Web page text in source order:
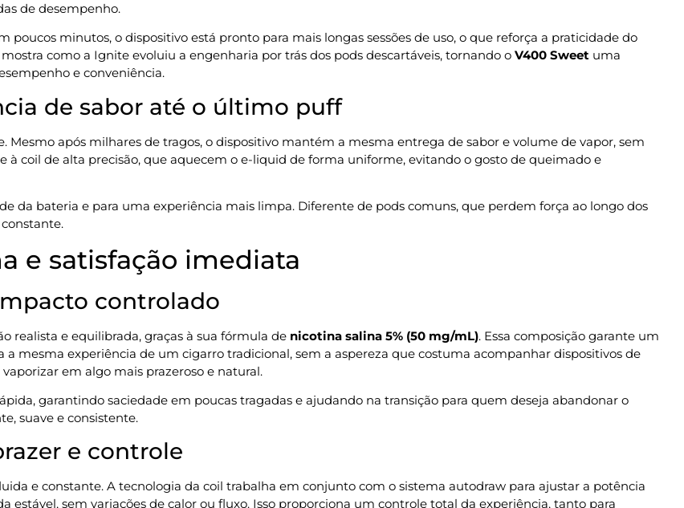
de desempenho.
poucos minutos, o dispositivo está pronto para mais longas sessões de uso, o que reforça a praticidade do
como a Ignite evoluiu a engenharia por trás dos pods descartáveis, tornando o V400 Sweet uma
e conveniência.
de sabor até o último puff
Mesmo após milhares de tragos, o dispositivo mantém a mesma entrega de sabor e volume de vapor, sem
à coil de alta precisão, que aquecem o e-liquid de forma uniforme, evitando o gosto de queimado e
da bateria e para uma experiência mais limpa. Diferente de pods comuns, que perdem força ao longo dos
e satisfação imediata
controlado
realista e equilibrada, graças à sua fórmula de nicotina salina 5% (50 mg/mL). Essa composição garante um
a mesma experiência de um cigarro tradicional, sem a aspereza que costuma acompanhar dispositivos de
em algo mais prazeroso e natural.
garantindo saciedade em poucas tragadas e ajudando na transição para quem deseja abandonar o
suave e consistente.
e controle
e constante. A tecnologia da coil trabalha em conjunto com o sistema autodraw para ajustar a potência
sem variações de calor ou fluxo. Isso proporciona um controle total da experiência, tanto para